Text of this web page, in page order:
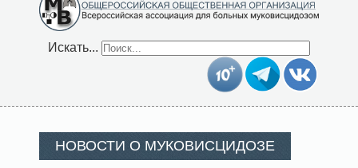
Искать...
НОВОСТИ О МУКОВИСЦИДОЗЕ